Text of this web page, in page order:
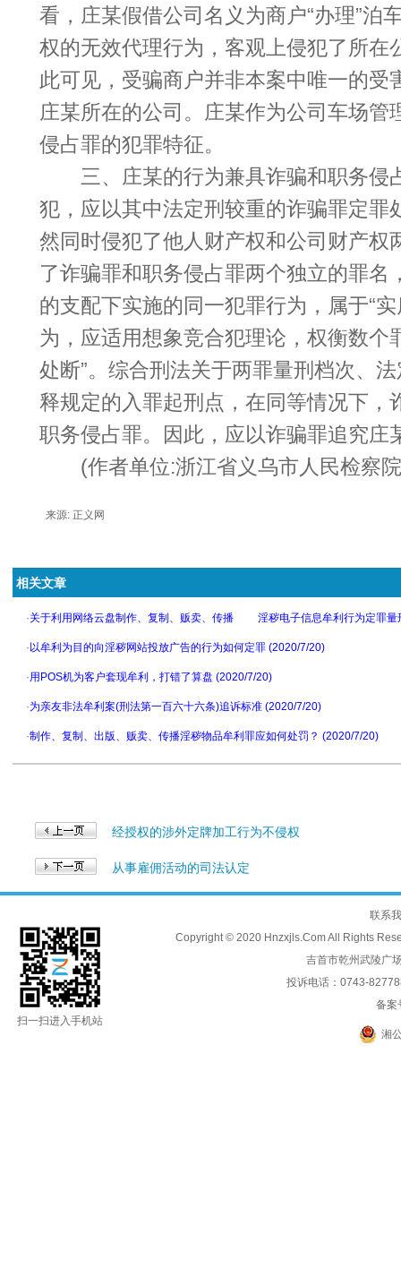
看，庄某假借公司名义为商户“办理”泊
权的无效代理行为，客观上侵犯了所在
此可见，受骗商户并非本案中唯一的受
庄某所在的公司。庄某作为公司车场管
侵占罪的犯罪特征。
三、庄某的行为兼具诈骗和职务侵
犯，应以其中法定刑较重的诈骗罪定罪
然同时侵犯了他人财产权和公司财产权
了诈骗罪和职务侵占罪两个独立的罪名
的支配下实施的同一犯罪行为，属于“
为，应适用想象竞合犯理论，权衡数个
处断”。综合刑法关于两罪量刑档次、
释规定的入罪起刑点，在同等情况下，
职务侵占罪。因此，应以诈骗罪追究庄
(作者单位:浙江省义乌市人民检察
来源: 正义网
相关文章
·关于利用网络云盘制作、复制、贩卖、传播 淫秽电子信息牟利行为定罪量
· 以牟利为目的向淫秽网站投放广告的行为如何定罪 (2020/7/20)
·用POS机为客户套现牟利，打错了算盘 (2020/7/20)
·为亲友非法牟利案(刑法第一百六十六条)追诉标准 (2020/7/20)
·制作、复制、出版、贩卖、传播淫秽物品牟利罪应如何处罚？ (2020/7/20)
经授权的涉外定牌加工行为不侵权
从事雇佣活动的司法认定
扫一扫进入手机站
联系
Copyright © 2020 Hnzxjls.Com All Rights
吉首市乾州武陵广
投诉电话：0743-
备案
湘